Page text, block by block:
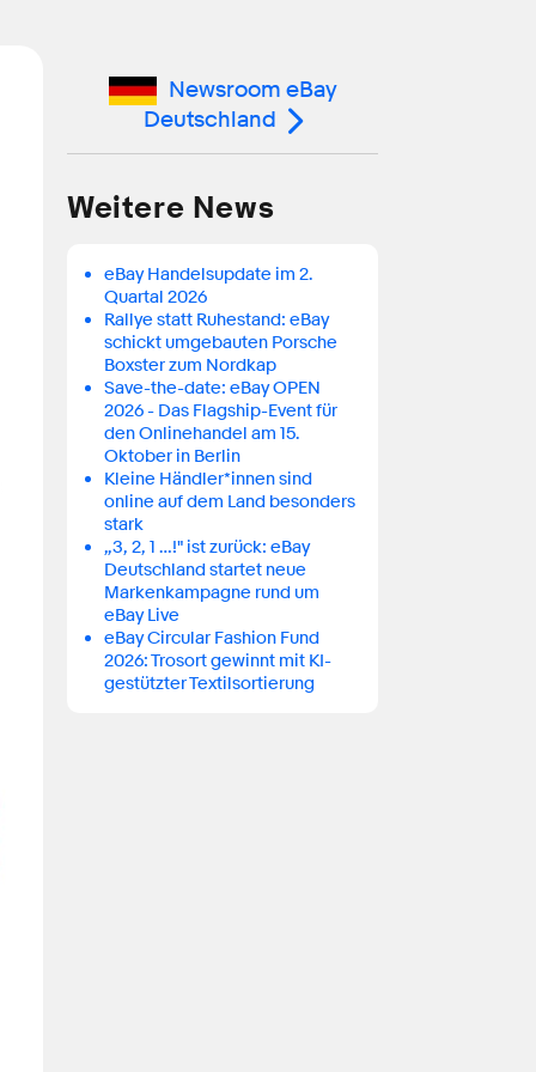
Newsroom eBay
Deutschland
Weitere News
eBay Handelsupdate im 2.
Quartal 2026
Rallye statt Ruhestand: eBay
schickt umgebauten Porsche
Boxster zum Nordkap
Save-the-date: eBay OPEN
2026 - Das Flagship-Event für
den Onlinehandel am 15.
Oktober in Berlin
Kleine Händler*innen sind
online auf dem Land besonders
stark
„3, 2, 1 …!" ist zurück: eBay
Deutschland startet neue
Markenkampagne rund um
eBay Live
eBay Circular Fashion Fund
2026: Trosort gewinnt mit KI-
gestützter Textilsortierung